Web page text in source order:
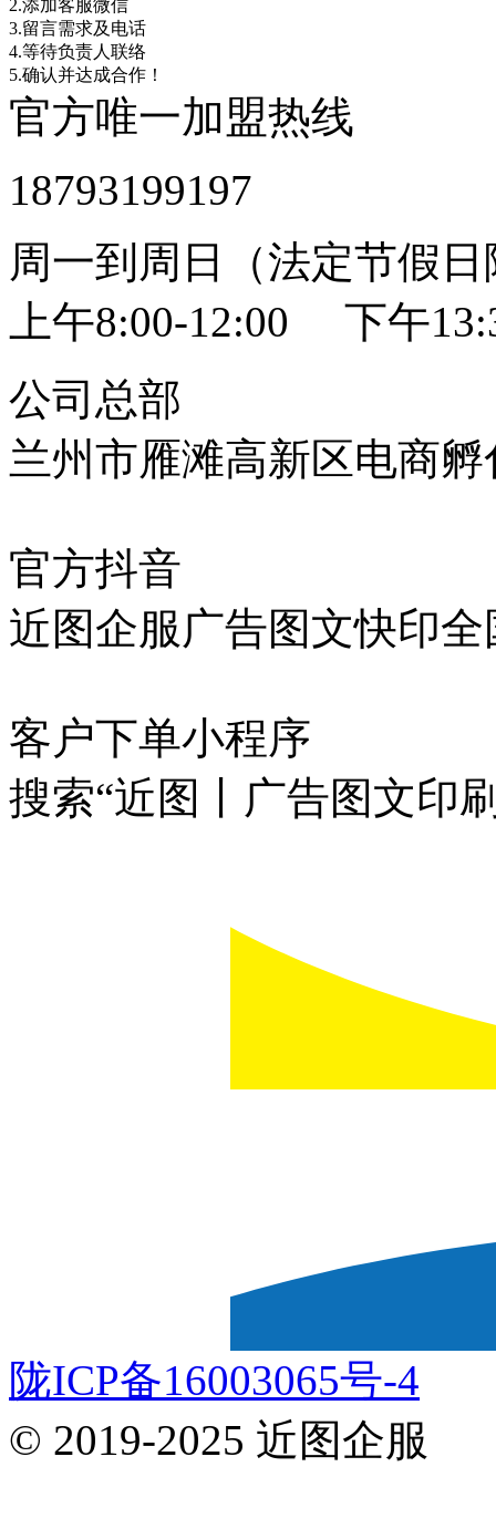
2.添加客服微信
3.留言需求及电话
4.等待负责人联络
5.确认并达成合作！
官方唯一加盟热线
18793199197
周一到周日（法定节假
上午8:00-12:00 下午
公司总部
兰州市雁滩高新区电商孵
官方抖音
近图企服广告图文快印全
客户下单小程序
搜索“近图丨广告图文印
陇ICP备16003065号-4
© 2019-2025 近图企服